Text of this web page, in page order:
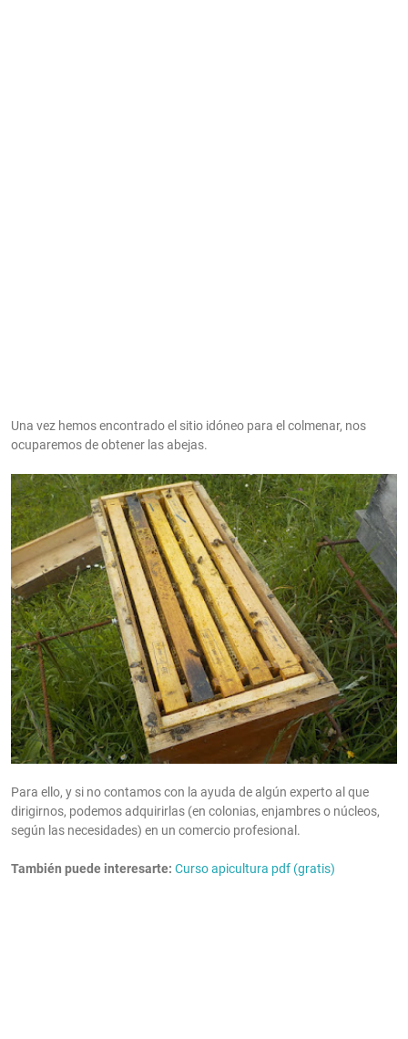
Una vez hemos encontrado el sitio idóneo para el colmenar, nos
ocuparemos de obtener las abejas.
Para ello, y si no contamos con la ayuda de algún experto al que
dirigirnos, podemos adquirirlas (en colonias, enjambres o núcleos,
según las necesidades) en un comercio profesional.
También puede interesarte: Curso apicultura pdf (gratis)